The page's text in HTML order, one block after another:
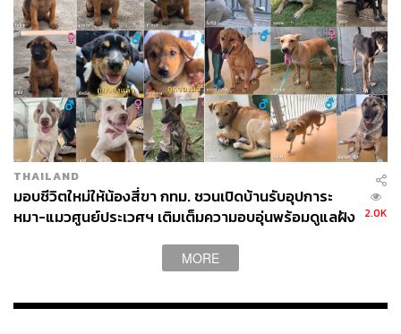
THAILAND
มอบชีวิตใหม่ให้น้องสี่ขา กทม. ชวนเปิดบ้านรับอุปการะ
หมา-แมวศูนย์ประเวศฯ เติมเต็มความอบอุ่นพร้อมดูแลฝัง
2.0K
MORE